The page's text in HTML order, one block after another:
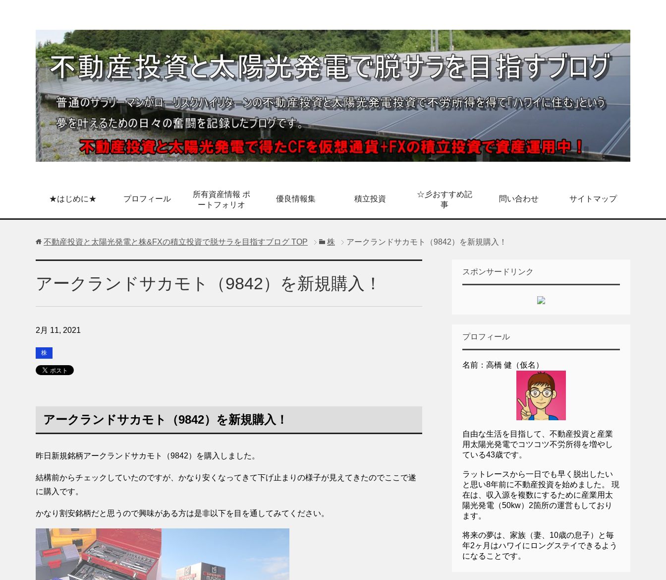
★はじめに★ プロフィール
所有資産情報 ポ
ートフォリオ
優良情報集 積立投資
☆彡おすすめ記
事
問い合わせ サイトマップ
不動産投資と太陽光発電と株&FXの積立投資で脱サラを目指すブログ TOP 株 アークランドサカモト（9842）を新規購入！
アークランドサカモト（9842）を新規購入！
2月 11, 2021
株
アークランドサカモト（9842）を新規購入！
昨日新規銘柄アークランドサカモト（9842）を購入しました。
結構前からチェックしていたのですが、かなり安くなってきて下げ止まりの様子が見えてきたのでここで遂
に購入です。
かなり割安銘柄だと思うので興味がある方は是非以下を目を通してみてください。
スポンサードリンク
プロフィール
名前：高橋 健（仮名）
自由な生活を目指して、不動産投資と産業
用太陽光発電でコツコツ不労所得を増やし
ている43歳です。
ラットレースから一日でも早く脱出したい
と思い8年前に不動産投資を始めました。 現
在は、収入源を複数にするために産業用太
陽光発電（50kw）2箇所の運営もしており
ます。
将来の夢は、家族（妻、10歳の息子）と毎
年2ヶ月はハワイにロングステイできるよう
になることです。